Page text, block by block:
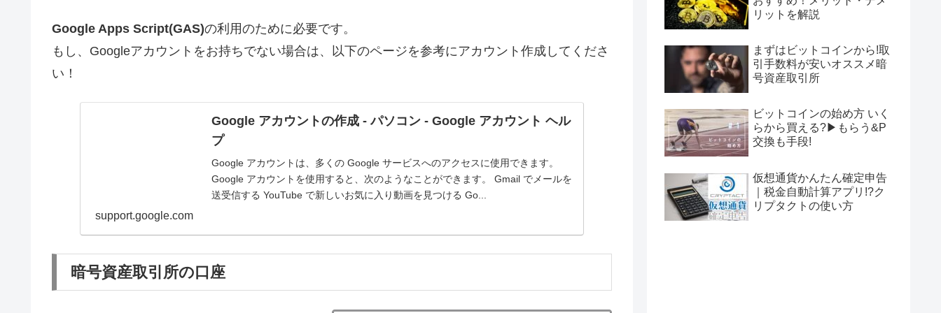
Google Apps Script(GAS)の利用のために必要です。
もし、Googleアカウントをお持ちでない場合は、以下のページを参考にアカウント作成してくださ
い！
Google アカウントの作成 - パソコン - Google アカウント ヘル
プ
Google アカウントは、多くの Google サービスへのアクセスに使用できます。
Google アカウントを使用すると、次のようなことができます。 Gmail でメールを
送受信する YouTube で新しいお気に入り動画を見つける Go...
support.google.com
暗号資産取引所の口座
リットを解説
まずはビットコインから!取
引手数料が安いオススメ暗
号資産取引所
ビットコインの始め方 いく
らから買える?▶もらう&P
交換も手段!
仮想通貨かんたん確定申告
｜税金自動計算アプリ!?ク
リプタクトの使い方